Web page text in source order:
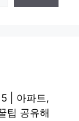
| 아파트,
팁 공유해